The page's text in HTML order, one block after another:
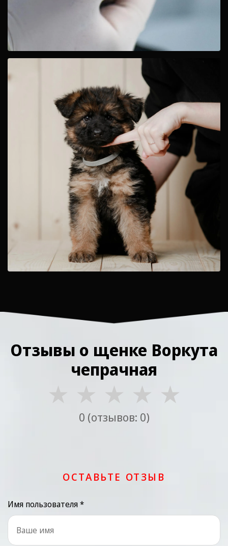
Отзывы о щенке Воркута
чепрачная
★ ★ ★ ★ ★
0 (отзывов: 0)
ОСТАВЬТЕ ОТЗЫВ
Имя пользователя *